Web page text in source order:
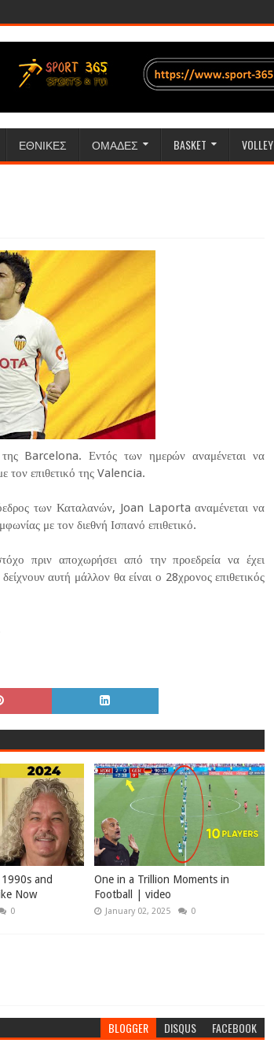
ΕΘΝΙΚΕΣ ΟΜΑΔΕΣ BASKET VOLLEY
Barcelona. Εντός των ημερών αναμένεται να
τον επιθετικό της Valencia.
των Καταλανών, Joan Laporta αναμένεται να
με τον διεθνή Ισπανό επιθετικό.
πριν αποχωρήσει από την προεδρεία να έχει
αυτή μάλλον θα είναι ο 28χρονος επιθετικός
and
Now
0
One in a Trillion Moments in
Football | video
January 02, 2025 0
BLOGGER DISQUS FACEBOOK